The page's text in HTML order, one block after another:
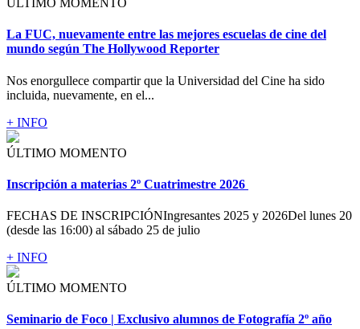
ÚLTIMO MOMENTO
La FUC, nuevamente entre las mejores escuelas de cine del
mundo según The Hollywood Reporter
Nos enorgullece compartir que la Universidad del Cine ha sido
incluida, nuevamente, en el...
+ INFO
ÚLTIMO MOMENTO
Inscripción a materias 2º Cuatrimestre 2026
FECHAS DE INSCRIPCIÓNIngresantes 2025 y 2026Del lunes 20
(desde las 16:00) al sábado 25 de julio
+ INFO
ÚLTIMO MOMENTO
Seminario de Foco | Exclusivo alumnos de Fotografía 2º año